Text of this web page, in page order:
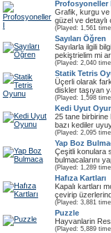
Profosyoneller
Grafik, kurgu ve
güzel ve detaylı
(Played: 1,561
Sayıları Öğren
Sayılarla ilgili
pekiştrielim mi
(Played: 2,040
Statik Tetris
Üçerli olarak
diskler taşıyan
(Played: 1,598
Kedi Uyut
25 tane
bazı kediler
(Played: 2,095
Yap Boz
Çeşitli konulara
bulmacalarını
(Played: 1,289
Hafıza Kartları
Kapalı kartları
çevirip
(Played: 3,881
Puzzle
Hayvanlarin
(Played: 5,889